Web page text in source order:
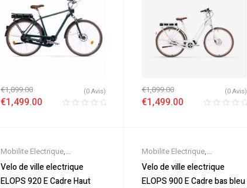
€1,899.00
€1,499.00
(0 Avis) €1,899.00
€1,499.00
(0 Avis)
Mobilite Electrique,
Nouveautes,Promos &
Soldes,Vélo électrique ville
Velo de ville electrique
ELOPS 920 E Cadre Haut
Mobilite Electrique,
Nouveautes,Promos &
Soldes,Vélo électrique ville,
Velo de ville electrique
ELOPS 900 E Cadre bas bleu